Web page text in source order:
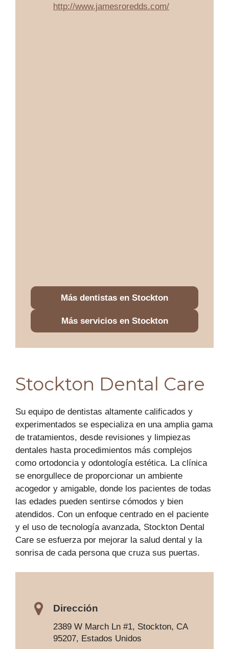
http://www.jamesroredds.com/
Más dentistas en Stockton
Más servicios en Stockton
Stockton Dental Care
Su equipo de dentistas altamente calificados y
experimentados se especializa en una amplia gama
de tratamientos, desde revisiones y limpiezas
dentales hasta procedimientos más complejos
como ortodoncia y odontología estética. La clínica
se enorgullece de proporcionar un ambiente
acogedor y amigable, donde los pacientes de todas
las edades pueden sentirse cómodos y bien
atendidos. Con un enfoque centrado en el paciente
y el uso de tecnología avanzada, Stockton Dental
Care se esfuerza por mejorar la salud dental y la
sonrisa de cada persona que cruza sus puertas.
Dirección
2389 W March Ln #1, Stockton, CA
95207, Estados Unidos